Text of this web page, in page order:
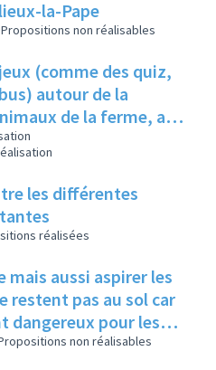
la-Pape
Propositions non réalisables
(comme des quiz,
autour de la
de la ferme, au
du parc
les différentes
réalisées
mais aussi aspirer les
restent pas au sol car
dangereux pour les
non réalisables